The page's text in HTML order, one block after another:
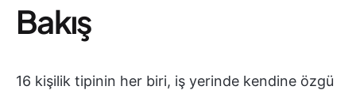
Bakış
16 kişilik tipinin her biri, iş yerinde kendine özgü